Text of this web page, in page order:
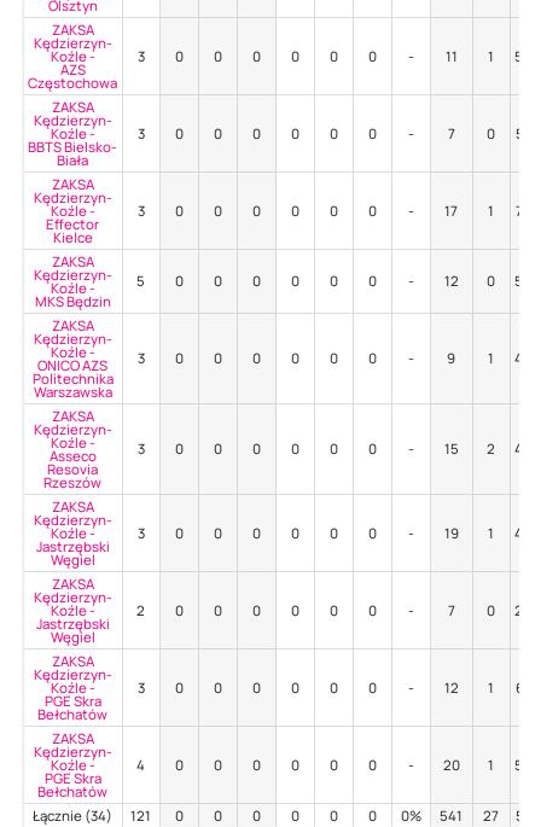
Olsztyn
ZAKSA
Kędzierzyn-
Koźle -
AZS
Częstochowa
3 0 0 0 0 0 0 - 11 1
ZAKSA
Kędzierzyn-
Koźle -
BBTS Bielsko-
Biała
3 0 0 0 0 0 0 - 7 0
ZAKSA
Kędzierzyn-
Koźle -
Effector
Kielce
3 0 0 0 0 0 0 - 17 1
ZAKSA
Kędzierzyn-
Koźle -
MKS Będzin
5 0 0 0 0 0 0 - 12 0
ZAKSA
Kędzierzyn-
Koźle -
ONICO AZS
Politechnika
Warszawska
3 0 0 0 0 0 0 - 9 1
ZAKSA
Kędzierzyn-
Koźle -
Asseco
Resovia
Rzeszów
3 0 0 0 0 0 0 - 15 2
ZAKSA
Kędzierzyn-
Koźle -
Jastrzębski
Węgiel
3 0 0 0 0 0 0 - 19 1
ZAKSA
Kędzierzyn-
Koźle -
Jastrzębski
Węgiel
2 0 0 0 0 0 0 - 7 0
ZAKSA
Kędzierzyn-
Koźle -
PGE Skra
Bełchatów
3 0 0 0 0 0 0 - 12 1
ZAKSA
Kędzierzyn-
Koźle -
PGE Skra
Bełchatów
4 0 0 0 0 0 0 - 20 1
Łącznie (34) 121 0 0 0 0 0 0 0% 541 27